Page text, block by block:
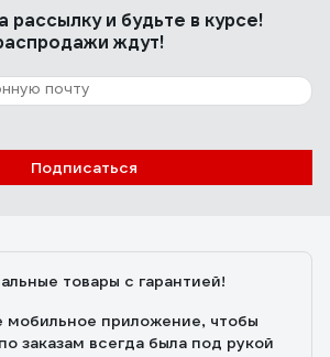
рассылкуи будьте в курсе!
ждут!
Подписаться
товары с гарантией!
мобильное приложение, чтобы
заказам всегда была под рукой